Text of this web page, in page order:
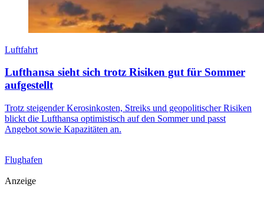
Luftfahrt
Lufthansa sieht sich trotz Risiken gut für Sommer
aufgestellt
Trotz steigender Kerosinkosten, Streiks und geopolitischer Risiken
blickt die Lufthansa optimistisch auf den Sommer und passt
Angebot sowie Kapazitäten an.
Flughafen
Anzeige